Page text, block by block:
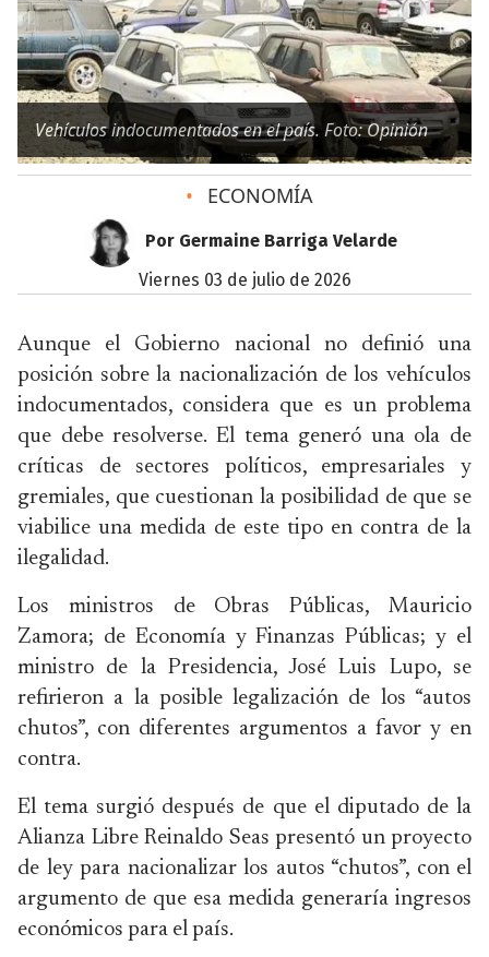
Vehículos indocumentados en el país. Foto: Opinión
• ECONOMÍA
Por Germaine Barriga Velarde
viernes 03 de julio de 2026
Aunque el Gobierno nacional no definió una
posición sobre la nacionalización de los vehículos
indocumentados, considera que es un problema
que debe resolverse. El tema generó una ola de
críticas de sectores políticos, empresariales y
gremiales, que cuestionan la posibilidad de que se
viabilice una medida de este tipo en contra de la
ilegalidad.
Los ministros de Obras Públicas, Mauricio
Zamora; de Economía y Finanzas Públicas; y el
ministro de la Presidencia, José Luis Lupo, se
refirieron a la posible legalización de los “autos
chutos”, con diferentes argumentos a favor y en
contra.
El tema surgió después de que el diputado de la
Alianza Libre Reinaldo Seas presentó un proyecto
de ley para nacionalizar los autos “chutos”, con el
argumento de que esa medida generaría ingresos
económicos para el país.